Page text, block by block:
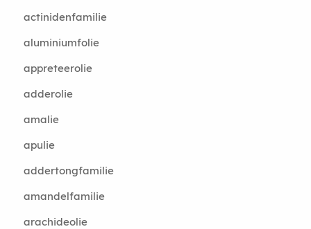
actinidenfamilie
aluminiumfolie
appreteerolie
adderolie
amalie
apulie
addertongfamilie
amandelfamilie
arachideolie